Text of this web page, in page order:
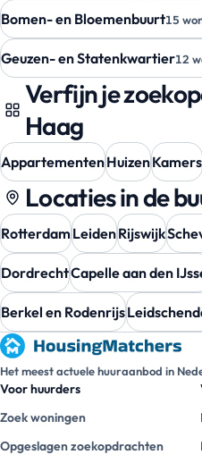
Bomen- en Bloemenbuurt15
Geuzen- en Statenkwartier12
Verfijn je
Haag
AppartementenHuizenKamers
Locaties in de
RotterdamLeidenRijswijk
DordrechtCapelle aan den
Berkel en Rodenrijs
Het meest actuele huuraanbod in
Voor huurders
Zoek woningen
Opgeslagen zoekopdrachten